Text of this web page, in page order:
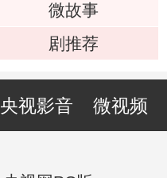
微故事
剧推荐
央视影音 微视频